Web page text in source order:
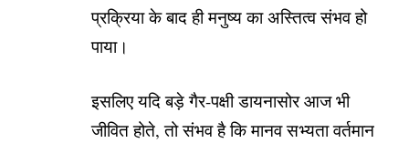
प्रक्रिया के बाद ही मनुष्य का अस्तित्व संभव हो
पाया।
इसलिए यदि बड़े गैर-पक्षी डायनासोर आज भी
जीवित होते, तो संभव है कि मानव सभ्यता वर्तमान